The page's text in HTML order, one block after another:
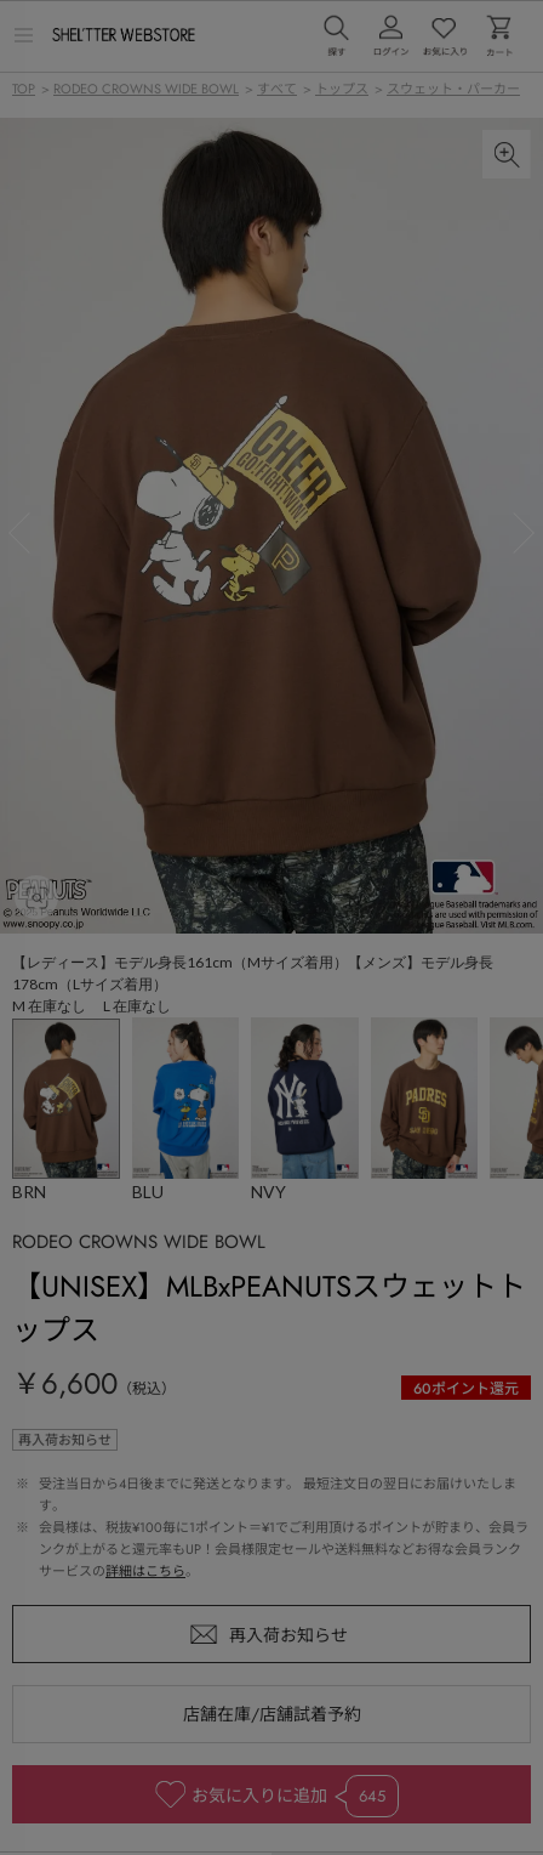
ー
TOP > RODEO CROWNS WIDE BOWL > すべて > トップス > スウェット・パーカー
【レディース】モデル身長161cm（Mサイズ着用）【メンズ】モデル身長
178cm（Lサイズ着用）
M 在庫なし L 在庫なし
BRN BLU NVY
RODEO CROWNS WIDE BOWL
【UNISEX】MLBxPEANUTSスウェットト
ップス
￥6,600 （税込） 60ポイント還元
再入荷お知らせ
※
受注当日から4日後までに発送となります。 最短注文日の翌日にお届けいたしま
す。
※
会員様は、税抜¥100毎に1ポイント＝¥1でご利用頂けるポイントが貯まり、会員ラ
ンクが上がると還元率もUP！会員様限定セールや送料無料などお得な会員ランク
サービスの詳細はこちら。
お気に入りに追加 645